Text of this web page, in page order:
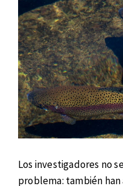
Los investigadores no
problema: también